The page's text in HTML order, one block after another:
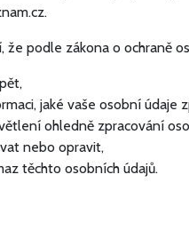
že podle zákona o ochraně
jaké vaše osobní údaje
ohledně zpracování
nebo opravit,
těchto osobních údajů.